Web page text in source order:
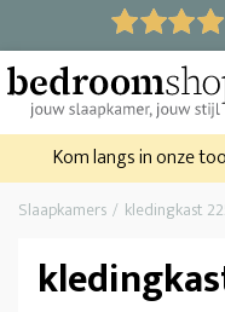
Kom langs in onze
Slaapkamers kledingkast